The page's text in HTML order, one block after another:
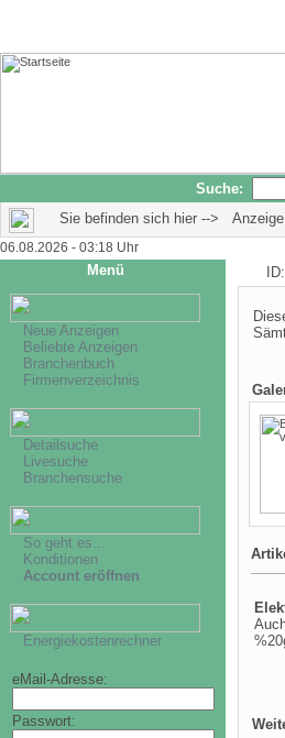
Suche:
Sie befinden sich hier -->
06.08.2026 - 03:18 Uhr
Menü
Neue Anzeigen
Beliebte Anzeigen
Branchenbuch
Firmenverzeichnis
Detailsuche
Livesuche
Branchensuche
So geht es...
Konditionen
Account eröffnen
Energiekostenrechner
eMail-Adresse:
Passwort:
ID: